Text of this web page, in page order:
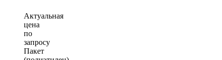
Актуальная
цена
по
запросу
Пакет